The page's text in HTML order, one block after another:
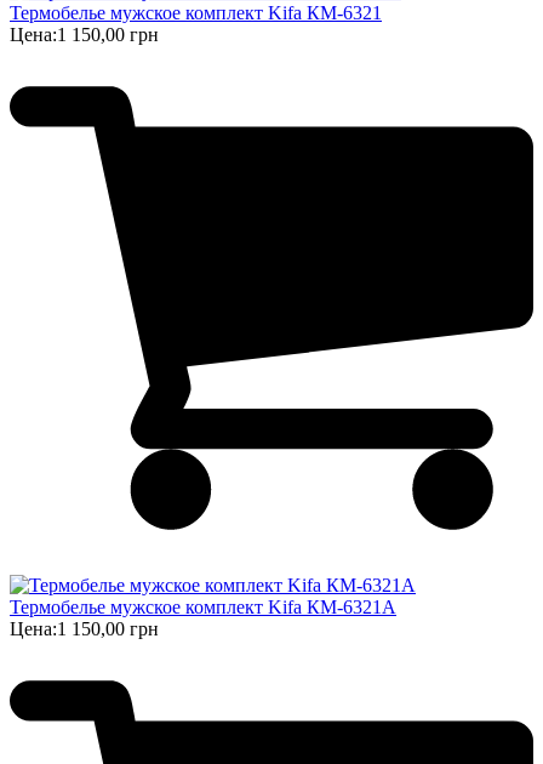
Термобелье мужское комплект Kifa КМ-6321
Цена:1 150,00 грн
Термобелье мужское комплект Kifa КМ-6321А
Цена:1 150,00 грн